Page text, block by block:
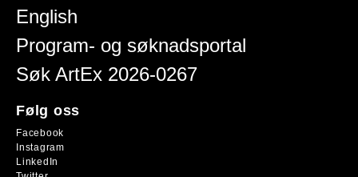
English
Program- og søknadsportal
Søk ArtEx 2026-0267
Følg oss
Facebook
Instagram
LinkedIn